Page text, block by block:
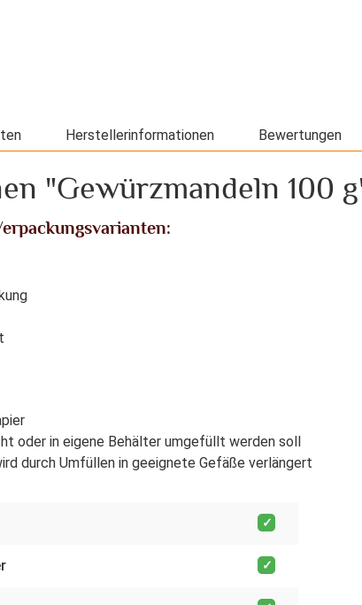
Herstellerinformationen Bewertungen
"Gewürzmandeln 100
oder in eigene Behälter umgefüllt werden soll
durch Umfüllen in geeignete Gefäße verlängert